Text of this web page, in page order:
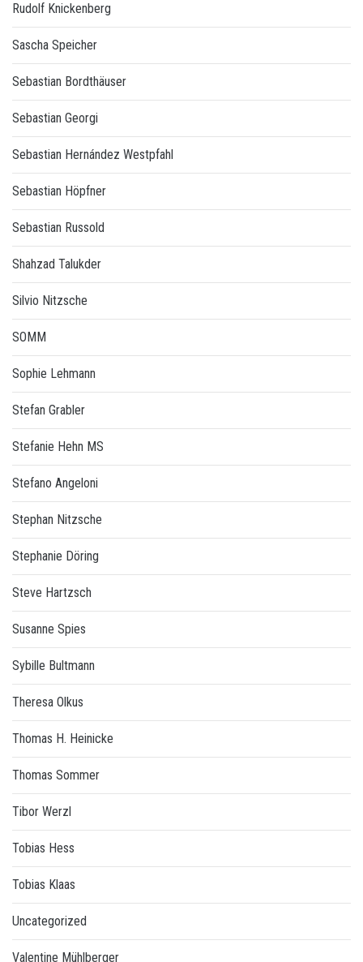
Rudolf Knickenberg
Sascha Speicher
Sebastian Bordthäuser
Sebastian Georgi
Sebastian Hernández Westpfahl
Sebastian Höpfner
Sebastian Russold
Shahzad Talukder
Silvio Nitzsche
SOMM
Sophie Lehmann
Stefan Grabler
Stefanie Hehn MS
Stefano Angeloni
Stephan Nitzsche
Stephanie Döring
Steve Hartzsch
Susanne Spies
Sybille Bultmann
Theresa Olkus
Thomas H. Heinicke
Thomas Sommer
Tibor Werzl
Tobias Hess
Tobias Klaas
Uncategorized
Valentine Mühlberger